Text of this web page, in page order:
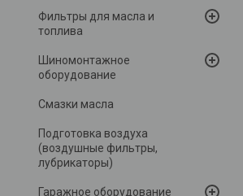
Фильтры для масла и
топлива
Шиномонтажное
оборудование
Смазки масла
Подготовка воздуха
(воздушные фильтры,
лубрикаторы)
Гаражное оборудование